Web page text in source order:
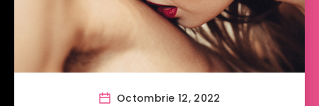
Octombrie 12, 2022